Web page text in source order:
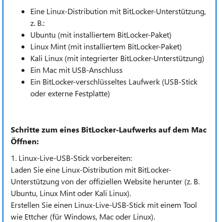
Eine Linux-Distribution mit BitLocker-Unterstützung,
z. B.:
Ubuntu (mit installiertem BitLocker-Paket)
Linux Mint (mit installiertem BitLocker-Paket)
Kali Linux (mit integrierter BitLocker-Unterstützung)
Ein Mac mit USB-Anschluss
Ein BitLocker-verschlüsseltes Laufwerk (USB-Stick
oder externe Festplatte)
Schritte zum eines BitLocker-Laufwerks auf dem Mac
Öffnen:
1. Linux-Live-USB-Stick vorbereiten:
Laden Sie eine Linux-Distribution mit BitLocker-
Unterstützung von der offiziellen Website herunter (z. B.
Ubuntu, Linux Mint oder Kali Linux).
Erstellen Sie einen Linux-Live-USB-Stick mit einem Tool
wie Ettcher (für Windows, Mac oder Linux).